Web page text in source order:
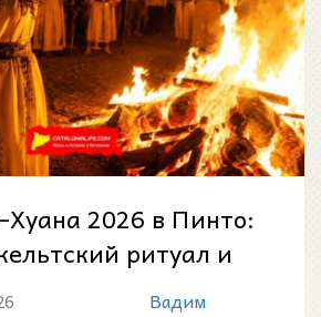
2026 в Пинто:
ритуал и
в парке
Вадим